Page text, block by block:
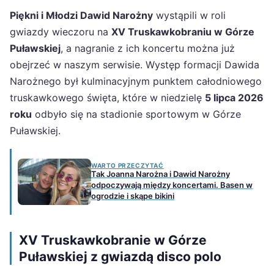
Piękni i Młodzi Dawid Narożny wystąpili w roli
gwiazdy wieczoru na XV Truskawkobraniu w Górze
Puławskiej, a nagranie z ich koncertu można już
obejrzeć w naszym serwisie. Występ formacji Dawida
Narożnego był kulminacyjnym punktem całodniowego
truskawkowego święta, które w niedzielę 5 lipca 2026
roku odbyło się na stadionie sportowym w Górze
Puławskiej.
WARTO PRZECZYTAĆ
Tak Joanna Narożna i Dawid Narożny
odpoczywają między koncertami. Basen w
ogrodzie i skąpe bikini
XV Truskawkobranie w Górze
Puławskiej z gwiazdą disco polo